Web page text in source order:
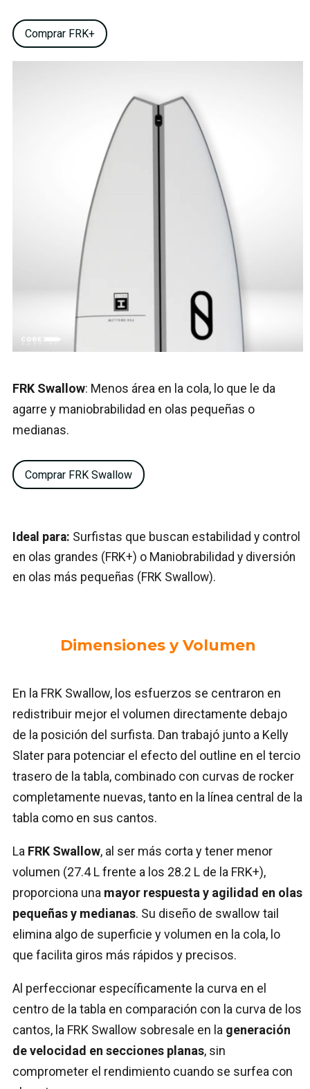
Comprar FRK+
FRK Swallow: Menos área en la cola, lo que le da
agarre y maniobrabilidad en olas pequeñas o
medianas.
Comprar FRK Swallow
Ideal para: Surfistas que buscan estabilidad y control
en olas grandes (FRK+) o Maniobrabilidad y diversión
en olas más pequeñas (FRK Swallow).
Dimensiones y Volumen
En la FRK Swallow, los esfuerzos se centraron en
redistribuir mejor el volumen directamente debajo
de la posición del surfista. Dan trabajó junto a Kelly
Slater para potenciar el efecto del outline en el tercio
trasero de la tabla, combinado con curvas de rocker
completamente nuevas, tanto en la línea central de la
tabla como en sus cantos.
La FRK Swallow, al ser más corta y tener menor
volumen (27.4 L frente a los 28.2 L de la FRK+),
proporciona una mayor respuesta y agilidad en olas
pequeñas y medianas. Su diseño de swallow tail
elimina algo de superficie y volumen en la cola, lo
que facilita giros más rápidos y precisos.
Al perfeccionar específicamente la curva en el
centro de la tabla en comparación con la curva de los
cantos, la FRK Swallow sobresale en la generación
de velocidad en secciones planas, sin
comprometer el rendimiento cuando se surfea con